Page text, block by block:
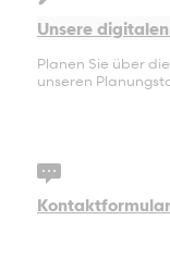
Unsere
Planen Sie über
unseren
Kontaktformular